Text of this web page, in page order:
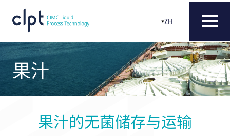
ZH
果汁
果汁的无菌储存与运输